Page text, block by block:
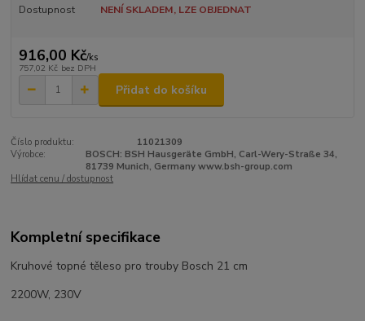
Dostupnost NENÍ SKLADEM, LZE OBJEDNAT
916,00 Kč/ks
757,02 Kč bez DPH
Přidat do košíku
Číslo produktu:
11021309
Výrobce:
BOSCH: BSH Hausgeräte GmbH, Carl-Wery-Straße 34,
81739 Munich, Germany www.bsh-group.com
Hlídat cenu / dostupnost
Kompletní specifikace
Kruhové topné těleso pro trouby Bosch 21 cm
2200W, 230V